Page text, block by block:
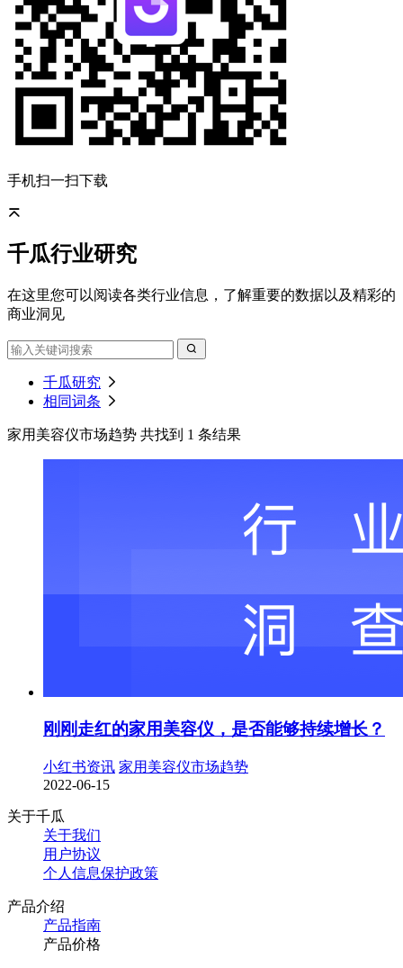
手机扫一扫下载
千瓜行业研究
在这里您可以阅读各类行业信息，了解重要的数据以及精彩的
商业洞见
千瓜研究
相同词条
家用美容仪市场趋势 共找到 1 条结果
刚刚走红的家用美容仪，是否能够持续增长？
小红书资讯 家用美容仪市场趋势
2022-06-15
关于千瓜
关于我们
用户协议
个人信息保护政策
产品介绍
产品指南
产品价格